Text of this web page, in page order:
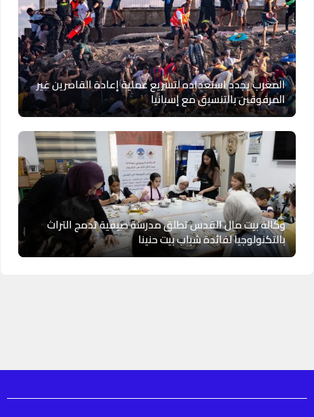
المغرب يجدد استعداده لتسريع عملية إعادة القاصرين غير
المرفوقين بالتنسيق مع إسبانيا
وكالة بيت مال القدس تطلق مدرسة صيفية تدمج التراث
بالتكنولوجيا لفائدة شباب بيت حنينا